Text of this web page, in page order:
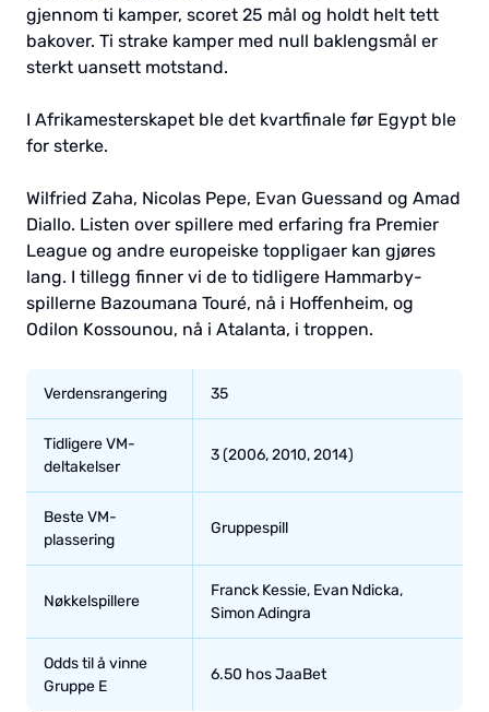
gjennom ti kamper, scoret 25 mål og holdt helt tett
bakover. Ti strake kamper med null baklengsmål er
sterkt uansett motstand.
I Afrikamesterskapet ble det kvartfinale før Egypt ble
for sterke.
Wilfried Zaha, Nicolas Pepe, Evan Guessand og Amad
Diallo. Listen over spillere med erfaring fra Premier
League og andre europeiske toppligaer kan gjøres
lang. I tillegg finner vi de to tidligere Hammarby-
spillerne Bazoumana Touré, nå i Hoffenheim, og
Odilon Kossounou, nå i Atalanta, i troppen.
Verdensrangering 35
Tidligere VM-
deltakelser
3 (2006, 2010, 2014)
Beste VM-
plassering
Gruppespill
Nøkkelspillere
Franck Kessie, Evan Ndicka,
Simon Adingra
Odds til å vinne
Gruppe E
6.50 hos JaaBet